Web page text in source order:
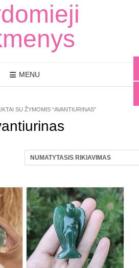
MENU
SU ŽYMOMIS “AVANTIURINAS”